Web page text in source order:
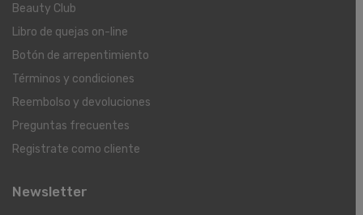
Beauty Club
Libro de quejas on-line
Botón de arrepentimiento
Términos y condiciones
Reembolso y devoluciones
Preguntas frecuentes
Registrate como cliente
Newsletter